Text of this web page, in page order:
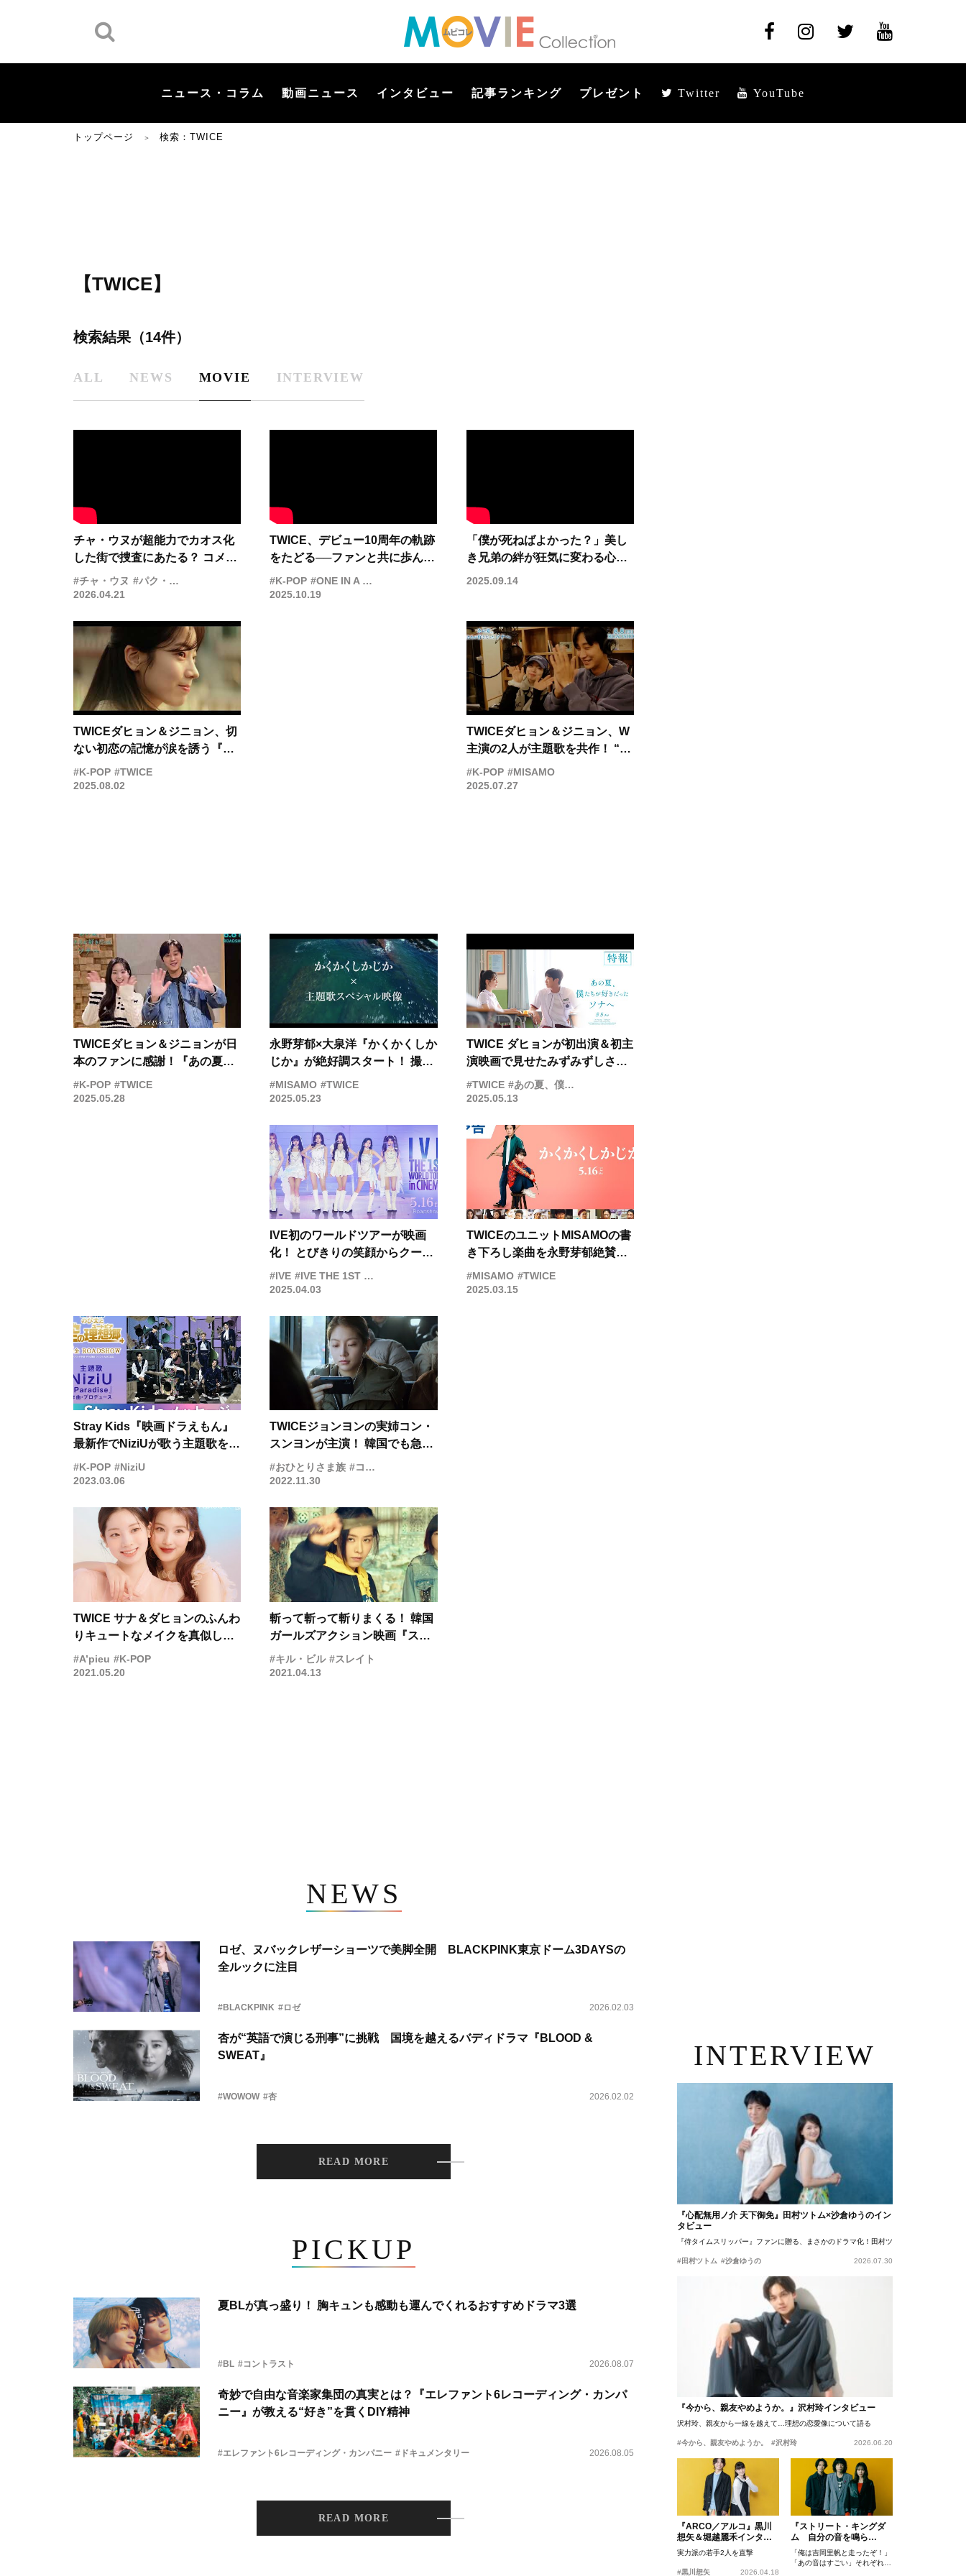
ニュース・コラム 動画ニュース インタビュー 記事ランキング プレゼント Twitter YouTube
トップページ ＞ 検索：TWICE
【TWICE】
検索結果（14件）
ALL NEWS MOVIE INTERVIEW
チャ・ウヌが超能力でカオス化
した街で捜査にあたる？ コメデ
ィ×アクション×アドベンチャ
ー、Netflix『ワンダーフール
#チャ・ウヌ #パク・ウンビン
2026.04.21
TWICE、デビュー10周年の軌跡
をたどる──ファンと共に歩ん
だ“奇跡の瞬間”がスクリーンへ
#K-POP #ONE IN A MILL10N
2025.10.19
「僕が死ねばよかった？」美し
き兄弟の絆が狂気に変わる心理
スリラー『ピアス 刺心』
2025.09.14
TWICEダヒョン＆ジニョン、切
ない初恋の記憶が涙を誘う『あ
の夏、僕たちが好きだったソナ
へ』予告映像
#K-POP #TWICE
2025.08.02
TWICEダヒョン＆ジニョン、W
主演の2人が主題歌を共作！ “戻
れないあの夏”を彩る切ないメロ
ディと歌詞に注目
#K-POP #MISAMO
2025.07.27
TWICEダヒョン＆ジニョンが日
本のファンに感謝！『あの夏、
僕たちが好きだったソナへ』誕
生日コメント映像
#K-POP #TWICE
2025.05.28
永野芽郁×大泉洋『かくかくしか
じか』が絶好調スタート！ 撮影
裏側をとらえた主題歌映像も公
開
#MISAMO #TWICE
2025.05.23
TWICE ダヒョンが初出演＆初主
演映画で見せたみずみずしさ！
『あの夏、僕たちが好きだった
ソナへ』特報映像が公開
#TWICE #あの夏、僕たちが好きだったソナへ
2025.05.13
IVE初のワールドツアーが映画
化！ とびきりの笑顔からクール
なダンスパフォーマンスまでぎ
ゅっと詰まった予告編が公開
#IVE #IVE THE 1ST WORLD TOUR in CINEMA
2025.04.03
TWICEのユニットMISAMOの書
き下ろし楽曲を永野芽郁絶賛！
「9年間にわたるさまざまな思い
が一曲に凝縮」
#MISAMO #TWICE
2025.03.15
Stray Kids『映画ドラえもん』
最新作でNiziUが歌う主題歌を作
曲&プロデュース！ コメント動
画が公開に
#K-POP #NiziU
2023.03.06
TWICEジョンヨンの実姉コン・
スンヨンが主演！ 韓国でも急増
する“おひとりさま”女性にスポ
ット当てる『おひとりさま族』
#おひとりさま族 #コン・スンヨン
2022.11.30
TWICE サナ＆ダヒョンのふんわ
りキュートなメイクを真似した
い！ 初披露のイメージカットが
到着
#A’pieu #K-POP
2021.05.20
斬って斬って斬りまくる！ 韓国
ガールズアクション映画『スレ
イト』特報解禁
#キル・ビル #スレイト
2021.04.13
NEWS
ロゼ、ヌバックレザーショーツで美脚全開 BLACKPINK東京ドーム3DAYSの
全ルックに注目
#BLACKPINK #ロゼ 2026.02.03
杏が“英語で演じる刑事”に挑戦 国境を越えるバディドラマ『BLOOD &
SWEAT』
#WOWOW #杏 2026.02.02
READ MORE
PICKUP
夏BLが真っ盛り！ 胸キュンも感動も運んでくれるおすすめドラマ3選
#BL #コントラスト 2026.08.07
奇妙で自由な音楽家集団の真実とは？『エレファント6レコーディング・カンパ
ニー』が教える“好き”を貫くDIY精神
#エレファント6レコーディング・カンパニー #ドキュメンタリー 2026.08.05
READ MORE
INTERVIEW
『心配無用ノ介 天下御免』田村ツトム×沙倉ゆうのイン
タビュー
『侍タイムスリッパー』ファンに贈る、まさかのドラマ化！田村ツトム×沙倉ゆうのが語
#田村ツトム #沙倉ゆうの 2026.07.30
『今から、親友やめようか。』沢村玲インタビュー
沢村玲、親友から一線を越えて…理想の恋愛像について語る
#今から、親友やめようか。 #沢村玲 2026.06.20
『ARCO／アルコ』黒川
想矢＆堀越麗禾インタビ
ュー
実力派の若手2人を直撃
#黒川想矢 2026.04.18
『ストリート・キングダ
ム 自分の音を鳴ら
せ。』峯田和伸、若葉竜
也、吉岡里帆インタビュ
ー
「俺は吉岡里帆と走ったぞ！」
「あの音はすごい」それぞれの